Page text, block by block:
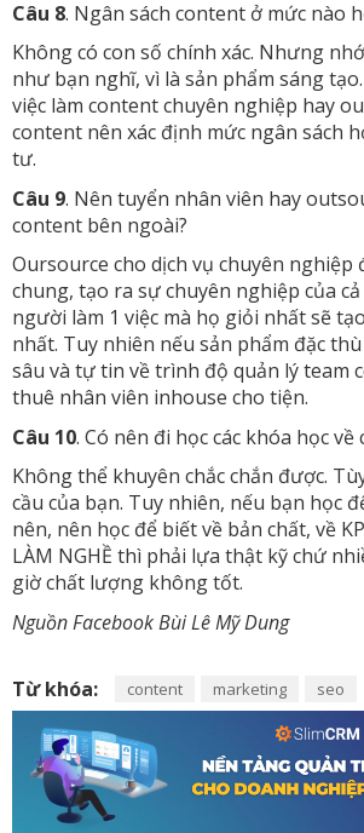
Câu 8. Ngân sách content ở mức nào
Không có con số chính xác. Nhưng
như bạn nghĩ, vì là sản phẩm sáng
việc làm content chuyên nghiệp hay
content nên xác định mức ngân sách
tư.
Câu 9. Nên tuyển nhân viên hay
content bên ngoài?
Oursource cho dịch vụ chuyên
chung, tạo ra sự chuyên nghiệp của
người làm 1 việc mà họ giỏi nhất sẽ
nhất. Tuy nhiên nếu sản phẩm đặc
sâu và tự tin về trình độ quản lý team
thuê nhân viên inhouse cho tiện.
Câu 10. Có nên đi học các khóa học
Không thể khuyên chắc chắn được.
cầu của bạn. Tuy nhiên, nếu bạn học
nên, nên học để biết về bản chất, về
LÀM NGHỀ thì phải lựa thật kỹ chứ
giờ chất lượng không tốt.
Nguồn Facebook Bùi Lê Mỹ Dung
Từ khóa: content marketing seo